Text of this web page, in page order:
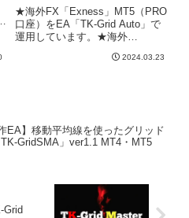
★海外FX「Exness」MT5（PRO
口座）をEA「TK-Grid Auto」で
運用しています。★海外
極口座）をEA「TK-Grid Auto」
2024.03.23
EA】移動平均線を使ったグリッド
GridSMA」ver1.1 MT4・MT5
Grid